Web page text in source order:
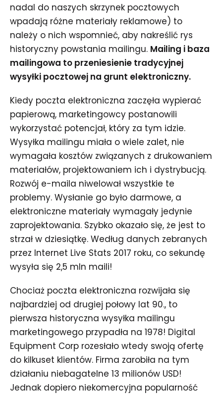
nadal do naszych skrzynek pocztowych
wpadają różne materiały reklamowe) to
należy o nich wspomnieć, aby nakreślić rys
historyczny powstania mailingu. Mailing i baza
mailingowa to przeniesienie tradycyjnej
wysyłki pocztowej na grunt elektroniczny.
Kiedy poczta elektroniczna zaczęła wypierać
papierową, marketingowcy postanowili
wykorzystać potencjał, który za tym idzie.
Wysyłka mailingu miała o wiele zalet, nie
wymagała kosztów związanych z drukowaniem
materiałów, projektowaniem ich i dystrybucją.
Rozwój e-maila niwelował wszystkie te
problemy. Wysłanie go było darmowe, a
elektroniczne materiały wymagały jedynie
zaprojektowania. Szybko okazało się, że jest to
strzał w dziesiątkę. Według danych zebranych
przez Internet Live Stats 2017 roku, co sekundę
wysyła się 2,5 mln maili!
Chociaż poczta elektroniczna rozwijała się
najbardziej od drugiej połowy lat 90., to
pierwsza historyczna wysyłka mailingu
marketingowego przypadła na 1978! Digital
Equipment Corp rozesłało wtedy swoją ofertę
do kilkuset klientów. Firma zarobiła na tym
działaniu niebagatelne 13 milionów USD!
Jednak dopiero niekomercyjna popularność